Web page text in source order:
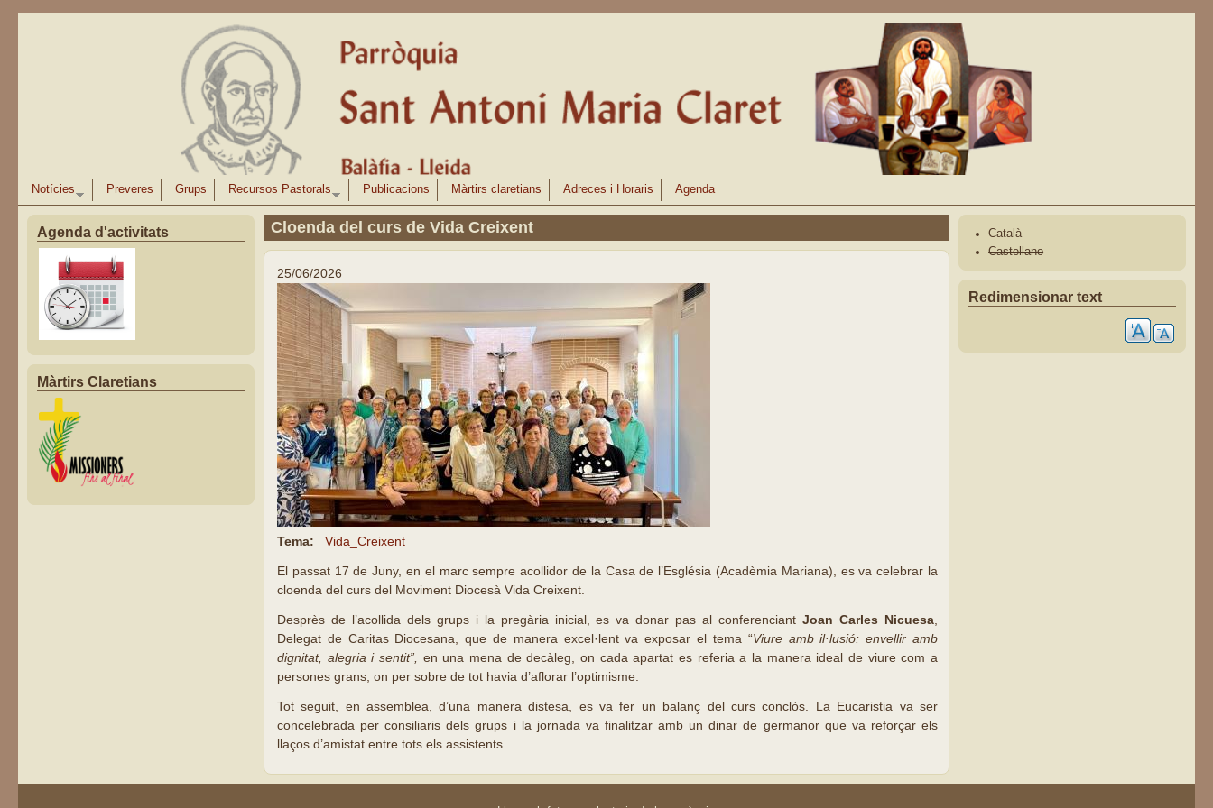
Notícies Preveres Grups Recursos Pastorals Publicacions Màrtirs claretians Adreces i Horaris Agenda
Agenda d'activitats
Màrtirs Claretians
Cloenda del curs de Vida Creixent
25/06/2026
Tema: Vida_Creixent
El passat 17 de Juny, en el marc sempre acollidor de la Casa de l’Església (Acadèmia Mariana), es va celebrar la
cloenda del curs del Moviment Diocesà Vida Creixent.
Desprès de l’acollida dels grups i la pregària inicial, es va donar pas al conferenciantJoan Carles Nicuesa
Delegat de Caritas Diocesana, que de manera excel·lent va exposar el tema “Viure amb il·lusió: envellir amb
dignitat, alegria i sentit”,
en una mena de decàleg, on cada apartat es referia a la manera ideal de viure com a
persones grans, on per sobre de tot havia d’aflorar l’optimisme.
Tot seguit, en assemblea, d’una manera distesa, es va fer un balanç del curs conclòs. La Eucaristia va ser
concelebrada per consiliaris dels grups i la jornada va finalitzar amb un dinar de germanor que va reforçar els
llaços d’amistat entre tots els assistents.
Català
Castellano
Redimensionar text